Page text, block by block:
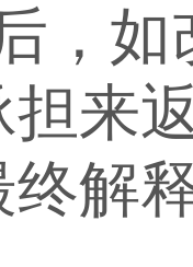
，
担来
终解